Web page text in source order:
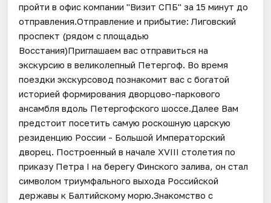
пройти в офис компании "Визит СПБ" за 15 минут до
отправления.Отправление и прибытие: Лиговский
проспект (рядом с площадью
Восстания)Приглашаем вас отправиться на
экскурсию в великолепный Петергоф. Во время
поездки экскурсовод познакомит вас с богатой
историей формирования дворцово-паркового
ансамбля вдоль Петергофского шоссе.Далее Вам
предстоит посетить самую роскошную царскую
резиденцию России - Большой Императорский
дворец. Построенный в начале XVIII столетия по
приказу Петра I на берегу Финского залива, он стал
символом триумфального выхода Российской
державы к Балтийскому морю.Знакомство с